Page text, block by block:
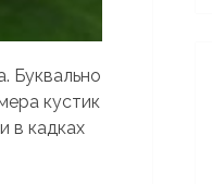
Буквально
кустик
в кадках